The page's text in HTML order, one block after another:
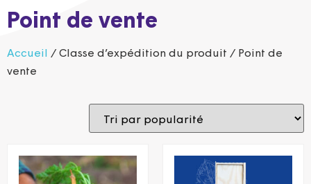
Point de vente
Accueil / Classe d’expédition du produit / Point de
vente